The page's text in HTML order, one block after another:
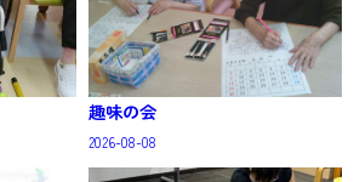
趣味の会
2026-08-08